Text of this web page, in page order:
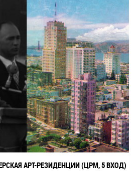
АРТ-РЕЗИДЕНЦИИ (ЦРМ, 5 ВХОД)